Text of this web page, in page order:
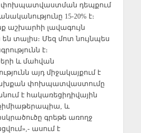
փոխպատվաստման դեպքում
15-20% է։
աշխարհի լավագույն
տալիս։ Մեզ մոտ նույնպես
է։
և մահվան
այդ միջակայքում է
փոխպատվաստումը
է հակառեցիդիվային
և
գրեթե առողջ
ասում է